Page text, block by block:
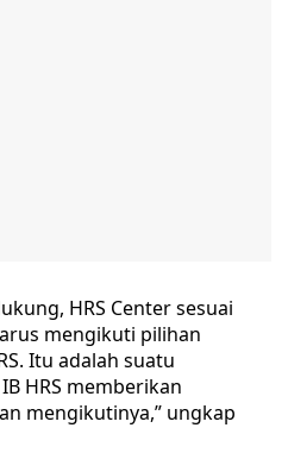
HRS Center sesuai
mengikuti pilihan
Itu adalah suatu
HRS memberikan
mengikutinya,” ungkap